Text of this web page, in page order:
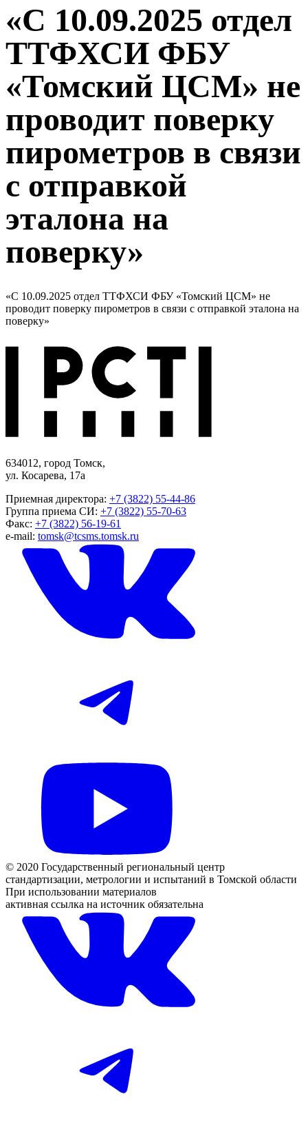
«С 10.09.2025 отдел
ТТФХСИ ФБУ
«Томский ЦСМ» не
проводит поверку
пирометров в связи
с отправкой
эталона на
поверку»
«С 10.09.2025 отдел ТТФХСИ ФБУ «Томский ЦСМ» не
проводит поверку пирометров в связи с отправкой эталона на
поверку»
634012, город Томск,
ул. Косарева, 17а
Приемная директора: +7 (3822) 55-44-86
Группа приема СИ: +7 (3822) 55-70-63
Факс: +7 (3822) 56-19-61
e-mail: tomsk@tcsms.tomsk.ru
© 2020 Государственный региональный центр
стандартизации, метрологии и испытаний в Томской области
При использовании материалов
активная ссылка на источник обязательна